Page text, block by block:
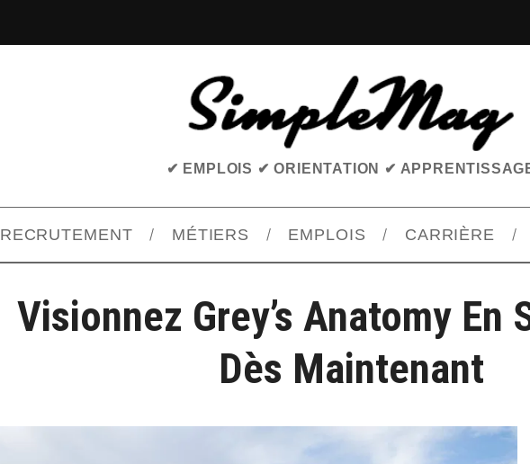
✔ EMPLOIS ✔ ORIENTATION ✔
RECRUTEMENT MÉTIERS EMPLOIS CARRIÈRE
Visionnez Grey’s Anatomy En
Dès Maintenant